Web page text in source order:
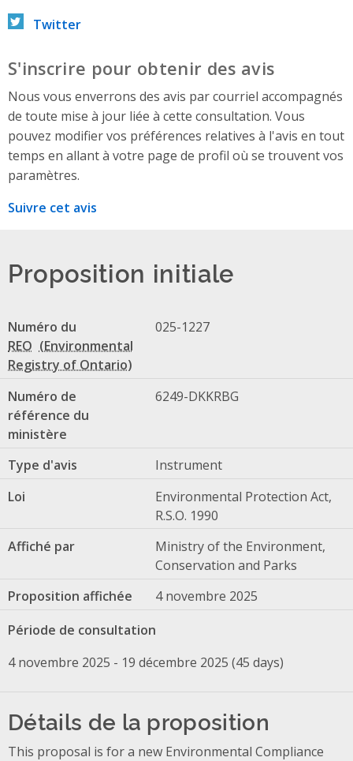
Twitter
S'inscrire pour obtenir des avis
Nous vous enverrons des avis par courriel accompagnés
de toute mise à jour liée à cette consultation. Vous
pouvez modifier vos préférences relatives à l'avis en tout
temps en allant à votre page de profil où se trouvent vos
paramètres.
Suivre cet avis
Proposition initiale
Numéro du
REO
025-1227
Numéro de
référence du
ministère
6249-DKKRBG
Type d'avis
Instrument
Loi
Environmental Protection Act,
R.S.O. 1990
Affiché par
Ministry of the Environment,
Conservation and Parks
Proposition affichée
4 novembre 2025
Période de consultation
4 novembre 2025 - 19 décembre 2025 (45 days)
Détails de la proposition
This proposal is for a new Environmental Compliance